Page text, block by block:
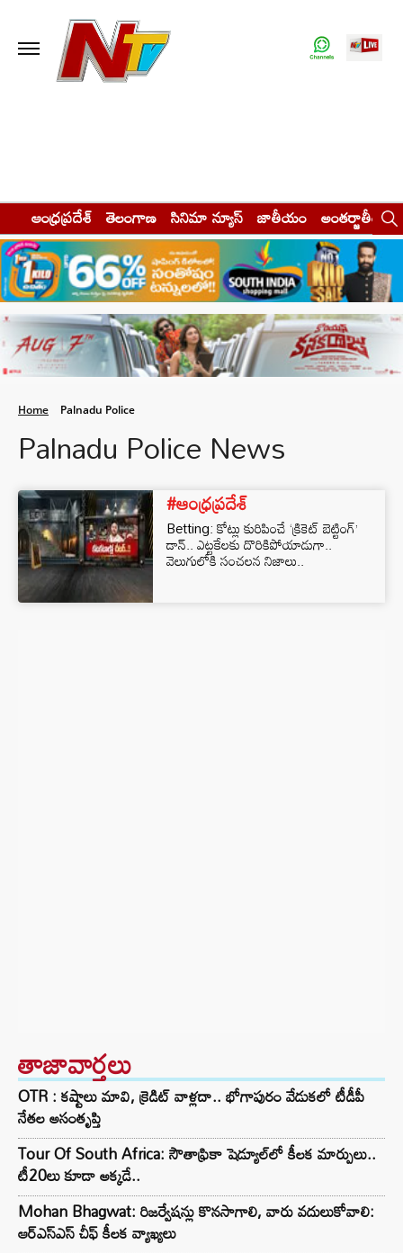
ఆంధ్రప్రదేశ్ తెలంగాణ సినిమా న్యూస్ జాతీయం అంతర్జాతీయం
Home Palnadu Police
Palnadu Police News
#ఆంధ్రప్రదేశ్
Betting: కోట్లు కురిపించే ‘క్రికెట్ బెట్టింగ్’
డాన్.. ఎట్టకేలకు దొరికిపోయాడుగా..
వెలుగులోకి సంచలన నిజాలు..
తాజావార్తలు
OTR : కష్టాలు మావి, క్రెడిట్ వాళ్లదా.. భోగాపురం వేడుకలో టీడీపీ
నేతల అసంతృప్తి
Tour Of South Africa: సౌతాఫ్రికా షెడ్యూల్‌లో కీలక మార్పులు..
టీ20లు కూడా అక్కడే..
Mohan Bhagwat: రిజర్వేషన్లు కొనసాగాలి, వారు వదులుకోవాలి:
ఆర్ఎస్ఎస్ చీఫ్ కీలక వ్యాఖ్యలు